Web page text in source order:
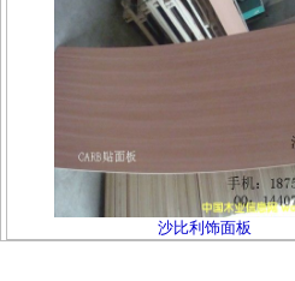
沙比利饰面板